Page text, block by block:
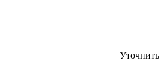
Уточнить